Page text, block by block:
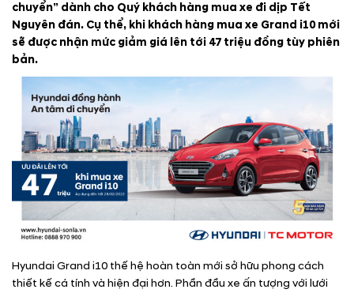
chuyển” dành cho Quý khách hàng mua xe đi dịp Tết
Nguyên đán. Cụ thể, khi khách hàng mua xe Grand i10 mới
sẽ được nhận mức giảm giá lên tới 47 triệu đồng tùy phiên
bản.
Hyundai Grand i10 thế hệ hoàn toàn mới sở hữu phong cách
thiết kế cá tính và hiện đại hơn. Phần đầu xe ấn tượng với lưới